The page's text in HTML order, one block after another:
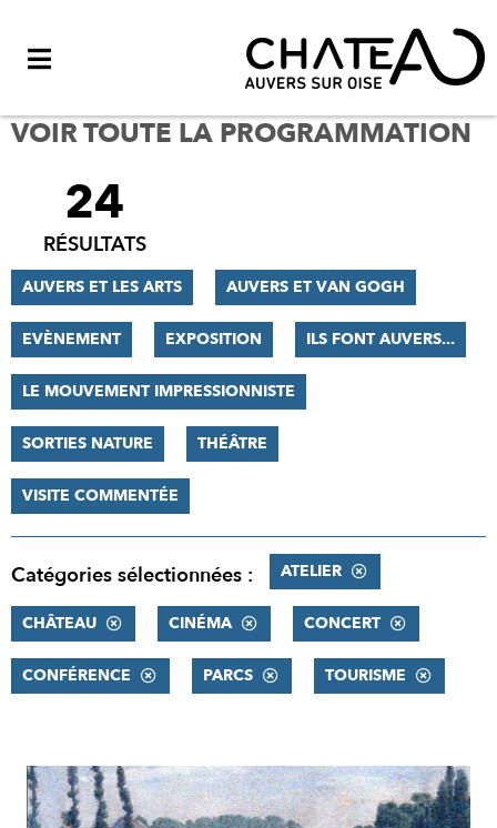
VOIR TOUTE LA PROGRAMMATION
FILTRER
RÉSULTATS
24
RÉSULTATS
AUVERS ET LES ARTS AUVERS ET VAN GOGH
EVÈNEMENT EXPOSITION ILS FONT AUVERS...
LE MOUVEMENT IMPRESSIONNISTE
SORTIES NATURE THÉÂTRE
VISITE COMMENTÉE
Catégories sélectionnées : ATELIER
CHÂTEAU CINÉMA CONCERT
CONFÉRENCE PARCS TOURISME
RÉSULTATS